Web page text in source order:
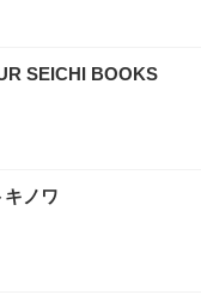
SEICHI BOOKS
ノワ